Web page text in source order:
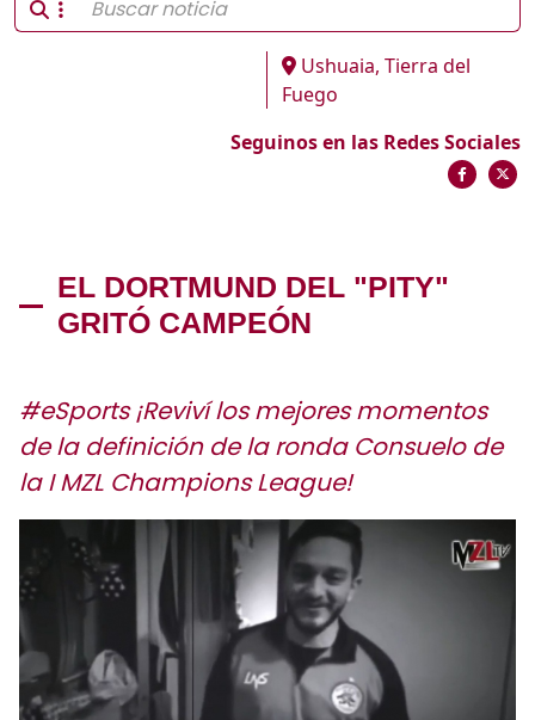
Ushuaia, Tierra del
Fuego
Seguinos en las Redes Sociales
EL DORTMUND DEL "PITY"
GRITÓ CAMPEÓN
#eSports ¡Reviví los mejores momentos
de la definición de la ronda Consuelo de
la I MZL Champions League!